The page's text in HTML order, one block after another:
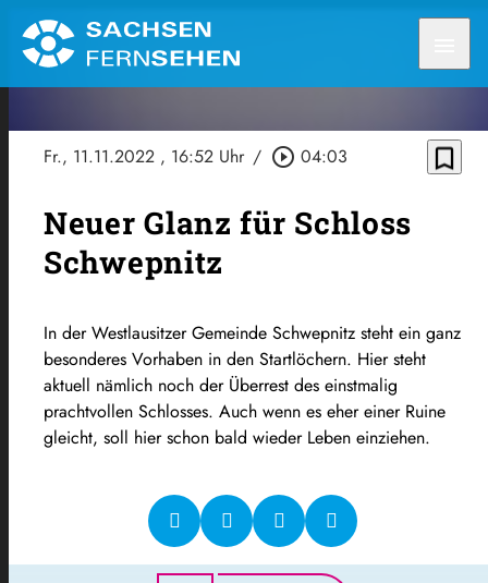
Fr., 11.11.2022 , 16:52 Uhr / play_circle_outline 04:03 bookmark_border
Neuer Glanz für Schloss
Schwepnitz
In der Westlausitzer Gemeinde Schwepnitz steht ein ganz
besonderes Vorhaben in den Startlöchern. Hier steht
aktuell nämlich noch der Überrest des einstmalig
prachtvollen Schlosses. Auch wenn es eher einer Ruine
gleicht, soll hier schon bald wieder Leben einziehen.